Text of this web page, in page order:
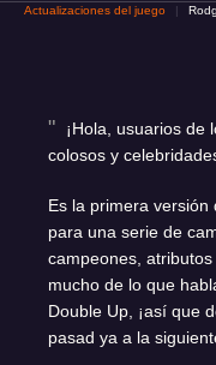
Actualizaciones del juego
¡Hola, usuarios de
colosos y
Es la primera
para una serie de
campeones,
mucho de lo que
Double Up, ¡así que
pasad ya a la